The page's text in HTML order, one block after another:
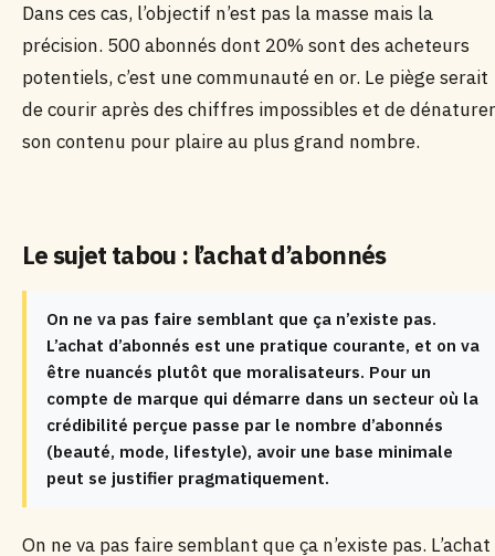
Dans ces cas, l’objectif n’est pas la masse mais la
précision. 500 abonnés dont 20% sont des acheteurs
potentiels, c’est une communauté en or. Le piège serait
de courir après des chiffres impossibles et de dénaturer
son contenu pour plaire au plus grand nombre.
Le sujet tabou : l’achat d’abonnés
On ne va pas faire semblant que ça n’existe pas.
L’achat d’abonnés est une pratique courante, et on va
être nuancés plutôt que moralisateurs. Pour un
compte de marque qui démarre dans un secteur où la
crédibilité perçue passe par le nombre d’abonnés
(beauté, mode, lifestyle), avoir une base minimale
peut se justifier pragmatiquement.
On ne va pas faire semblant que ça n’existe pas. L’achat